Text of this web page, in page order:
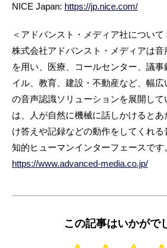
NICE Japan: https://jp.nice.com/
＜アドバンスト・メディア社について
株式会社アドバンスト・メディアは音
を用い、医療、コールセンター、議
イル、教育、建設・不動産など、幅
の音声認識ソリューションを展開して
は、人が自然に機械に話しかけると
け答えや記録などの動作をしてくれ
知的ヒューマンインターフェースです
https://www.advanced-media.co.jp/
この記事はいかがで